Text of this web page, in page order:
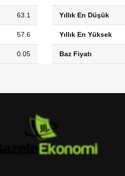
63.1
57.6
0.05
Yıllık En Düşük
Yıllık En Yüksek
Baz Fiyatı